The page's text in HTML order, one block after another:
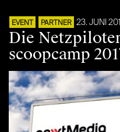
EVENT PARTNER 23. JUNI
Die
scoopcamp